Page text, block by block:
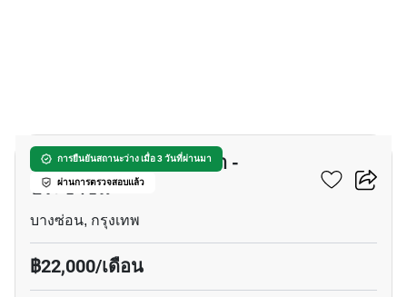
การยืนยันสถานะว่าง เมื่อ 3 วันที่ผ่านมา
ผ่านการตรวจสอบแล้ว
ศุภาลัย เวอเรนด้า รัชวิภา -
ประชาชื่น
บางซ่อน, กรุงเทพ
฿22,000/เดือน